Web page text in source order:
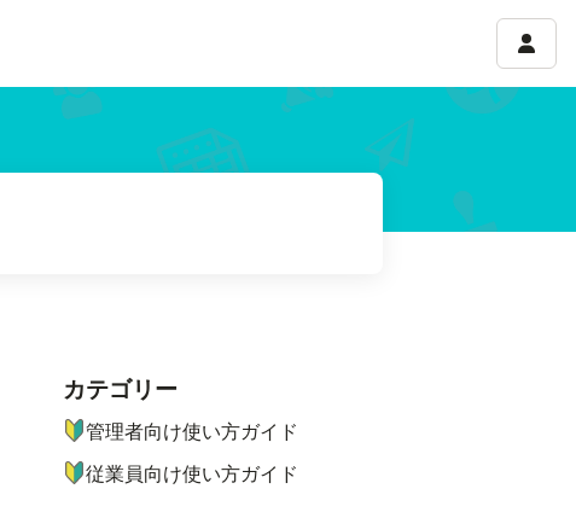
アカ
ナビゲーションメニュー
カテゴリー
管理者向け使い方ガイド
従業員向け使い方ガイド